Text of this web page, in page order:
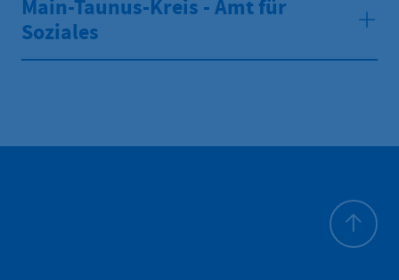
Main-Taunus-Kreis - Amt für
Soziales